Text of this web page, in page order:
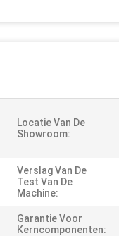
Locatie Van De
Showroom:
Verslag Van De
Test Van De
Machine:
Garantie Voor
Kerncomponenten: